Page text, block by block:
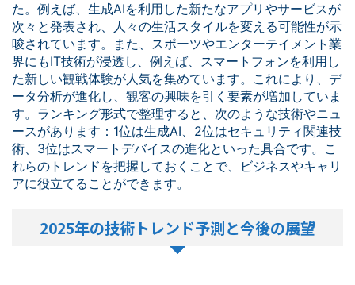
た。例えば、生成AIを利用した新たなアプリやサービスが
次々と発表され、人々の生活スタイルを変える可能性が示
唆されています。また、スポーツやエンターテイメント業
界にもIT技術が浸透し、例えば、スマートフォンを利用し
た新しい観戦体験が人気を集めています。これにより、デ
ータ分析が進化し、観客の興味を引く要素が増加していま
す。ランキング形式で整理すると、次のような技術やニュ
ースがあります：1位は生成AI、2位はセキュリティ関連技
術、3位はスマートデバイスの進化といった具合です。こ
れらのトレンドを把握しておくことで、ビジネスやキャリ
アに役立てることができます。
2025年の技術トレンド予測と今後の展望